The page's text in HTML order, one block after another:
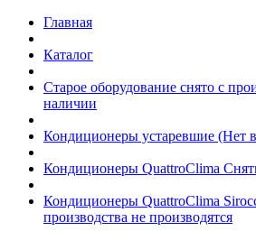
Главная
Каталог
Старое оборудование снято с
наличии
Кондиционеры устаревшие (Нет
Кондиционеры QuattroClima
Кондиционеры QuattroClima
производства не производятся